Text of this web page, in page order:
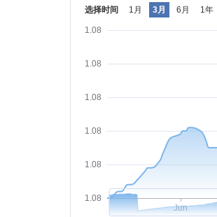
选择时间 1月 3月 6月 1年
1.08
1.08
1.08
1.08
1.08
1.08
Jun